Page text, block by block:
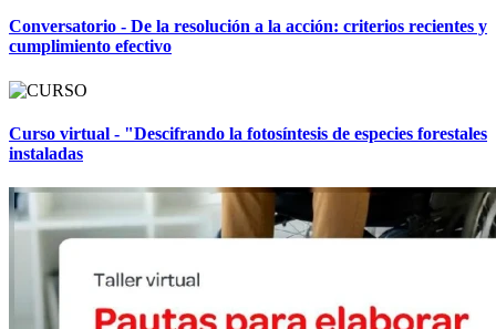
Conversatorio - De la resolución a la acción: criterios recientes y
cumplimiento efectivo
Curso virtual - "Descifrando la fotosíntesis de especies forestales
instaladas